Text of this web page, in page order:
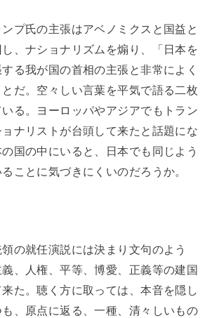
プ氏の主張はアベノミクスと国益と
、ナショナリズムを煽り、「日本を
る我が国の首相の主張と非常によく
だ。空々しい言葉を平気で語る二枚
る。ヨーロッパやアジアでもトラン
ナリストが台頭して来たと話題にな
国の中にいると、日本でも同じよう
ことに気づきにくいのだろうか。
の就任演説には決まり文句のよう
、人権、平等、博愛、正義等の建国
た。聴く方に取っては、本音を隠し
、原点に返る、一種、清々しいもの